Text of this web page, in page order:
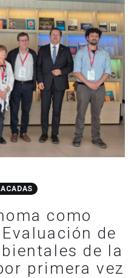
como
de
de la
primera vez